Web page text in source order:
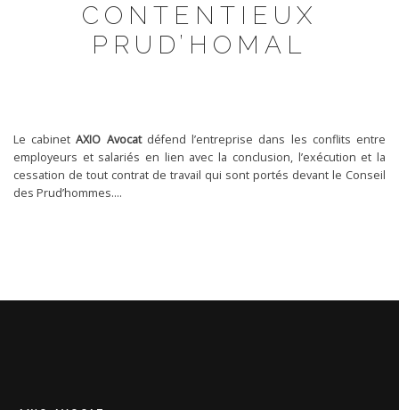
CONTENTIEUX
PRUD’HOMAL
Le cabinetAXIO Avocatdéfend l’entreprise dans les conflits entre
employeurs et salariés en lien avec la conclusion, l’exécution et la
cessation de tout contrat de travail qui sont portés devant le Conseil
des Prud’hommes….